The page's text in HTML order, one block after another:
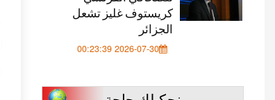
كريستوف غليز تشعل
الجزائر
2026-07-30 00:23:39